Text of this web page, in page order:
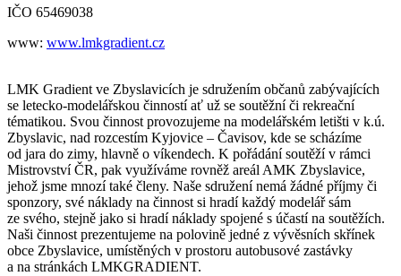
IČO 65469038
www: www.lmkgradient.cz
LMK Gradient ve Zbyslavicích je sdružením občanů zabývajících
se letecko-modelářskou činností ať už se soutěžní či rekreační
tématikou. Svou činnost provozujeme na modelářském letišti v k.ú.
Zbyslavic, nad rozcestím Kyjovice – Čavisov, kde se scházíme
od jara do zimy, hlavně o víkendech. K pořádání soutěží v rámci
Mistrovství ČR, pak využíváme rovněž areál AMK Zbyslavice,
jehož jsme mnozí také členy. Naše sdružení nemá žádné příjmy či
sponzory, své náklady na činnost si hradí každý modelář sám
ze svého, stejně jako si hradí náklady spojené s účastí na soutěžích.
Naši činnost prezentujeme na polovině jedné z vývěsních skřínek
obce Zbyslavice, umístěných v prostoru autobusové zastávky
a na stránkách LMKGRADIENT.